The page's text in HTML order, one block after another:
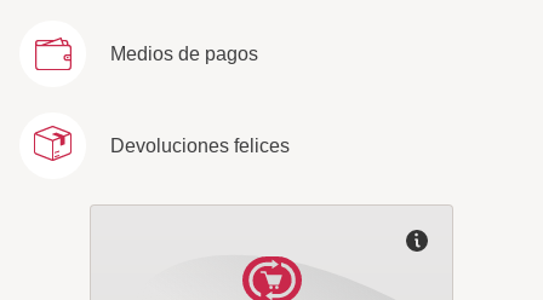
Medios de pagos
Devoluciones felices